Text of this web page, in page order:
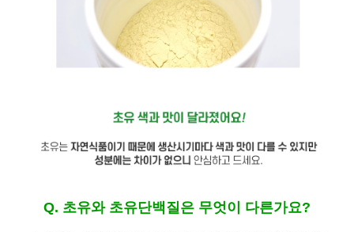
Q. 초유와 초유단백질은 무엇이 다른가요?